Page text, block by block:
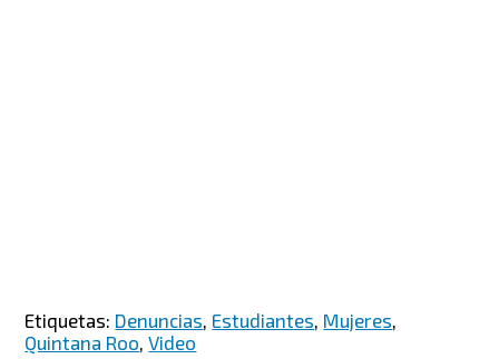
Etiquetas: Denuncias, Estudiantes, Mujeres,
Quintana Roo,Video